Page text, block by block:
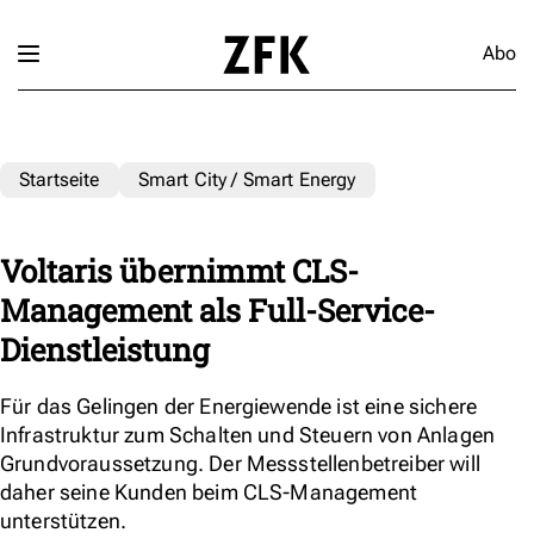
Abo
Startseite Smart City / Smart Energy
Voltaris übernimmt CLS-
Management als Full-Service-
Dienstleistung
Für das Gelingen der Energiewende ist eine sichere
Infrastruktur zum Schalten und Steuern von Anlagen
Grundvoraussetzung. Der Messstellenbetreiber will
daher seine Kunden beim CLS-Management
unterstützen.